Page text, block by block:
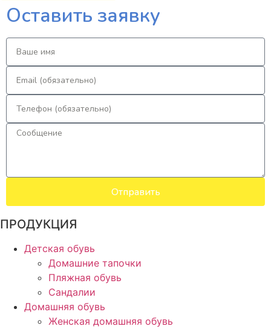
Оставить заявку
Отправить
ПРОДУКЦИЯ
Детская обувь
Домашние тапочки
Пляжная обувь
Сандалии
Домашняя обувь
Женская домашняя обувь